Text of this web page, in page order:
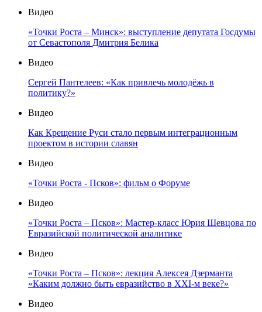
Видео
«Точки Роста – Минск»: выступление депутата Госдумы
от Севастополя Дмитрия Белика
Видео
Сергей Пантелеев: «Как привлечь молодёжь в
политику?»
Видео
Как Крещение Руси стало первым интеграционным
проектом в истории славян
Видео
«Точки Роста - Псков»: фильм о Форуме
Видео
«Точки Роста – Псков»: Мастер-класс Юрия Шевцова по
Евразийской политической аналитике
Видео
«Точки Роста – Псков»: лекция Алексея Дзерманта
«Каким должно быть евразийство в XXI-м веке?»
Видео